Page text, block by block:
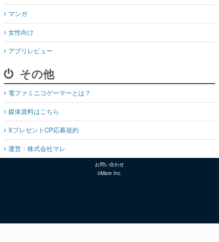
マンガ
女性向け
アプリレビュー
その他
電ファミニコゲーマーとは？
媒体資料はこちら
XプレゼントCP応募規約
運営：株式会社マレ
お問い合わせ
©Mare Inc.